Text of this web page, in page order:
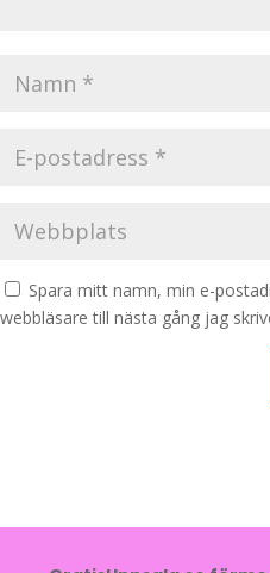
Spara mitt namn, min e-
webbläsare till nästa gång jag